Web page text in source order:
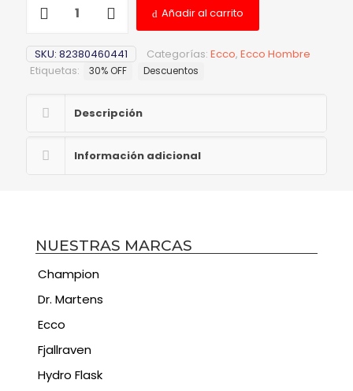
Añadir al carrito
SKU: 82380460441 Categorías: Ecco, Ecco Hombre
Etiquetas:
30% OFF Descuentos
Descripción
Información adicional
NUESTRAS MARCAS
Champion
Dr. Martens
Ecco
Fjallraven
Hydro Flask